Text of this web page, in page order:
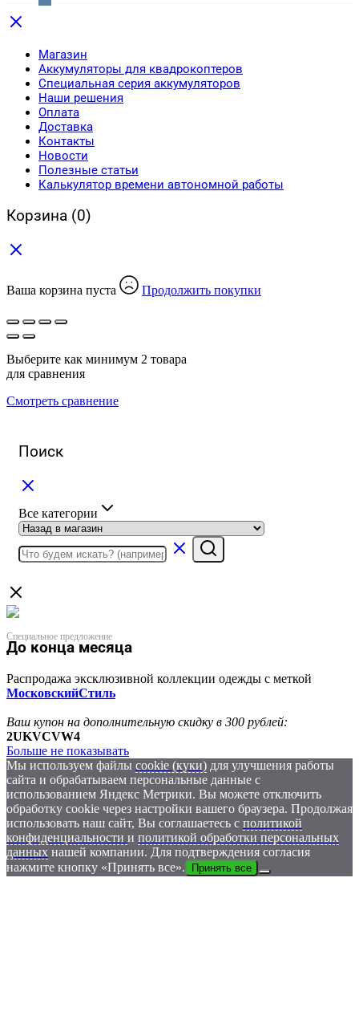
Магазин
Аккумуляторы для квадрокоптеров
Специальная серия аккумуляторов
Наши решения
Оплата
Доставка
Контакты
Новости
Полезные статьи
Калькулятор времени автономной работы
Корзина (0)
Ваша корзина пуста Продолжить покупки
Выберите как минимум 2 товара
для сравнения
Смотреть сравнение
Поиск
Все категории
Специальное предложение
До конца месяца
Распродажа эксклюзивной коллекции одежды с меткой
МосковскийСтиль
Ваш купон на дополнительную скидку в 300 рублей:
2UKVCVW4
Больше не показывать
Мы используем файлы cookie (куки) для улучшения работы
сайта и обрабатываем персональные данные с
использованием Яндекс Метрики. Вы можете отключить
обработку cookie через настройки вашего браузера. Продолжая
использовать наш сайт, Вы соглашаетесь с политикой
конфиденциальности и политикой обработки персональных
данных нашей компании. Для подтверждения согласия
нажмите кнопку «Принять все».
Принять все